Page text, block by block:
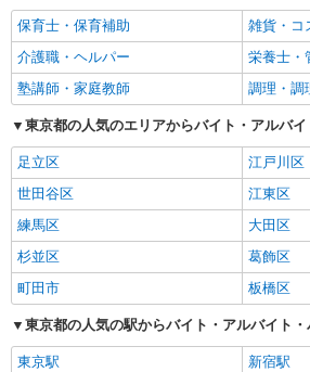
保育士・保育補助
雑貨・コ
介護職・ヘルパー
栄養士・
塾講師・家庭教師
調理・調
東京都の人気のエリアからバイト・アルバ
足立区
江戸川区
世田谷区
江東区
練馬区
大田区
杉並区
葛飾区
町田市
板橋区
東京都の人気の駅からバイト・アルバイト
東京駅
新宿駅